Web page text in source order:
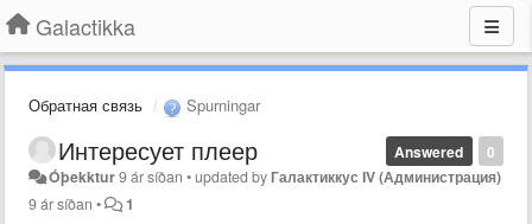
Galactikka
Обратная связь Spurningar
0
Answered
Интересует плеер
Óþekktur9 ár síðan •updated byГалактиккус IV (Администрация)
9 ár síðan • 1